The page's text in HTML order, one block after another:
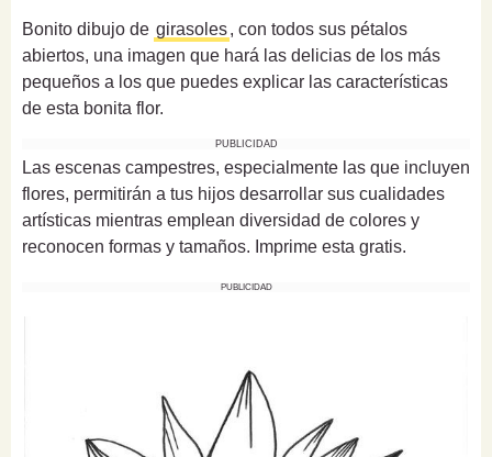
Bonito dibujo de girasoles, con todos sus pétalos
abiertos, una imagen que hará las delicias de los más
pequeños a los que puedes explicar las características
de esta bonita flor.
PUBLICIDAD
Las escenas campestres, especialmente las que incluyen
flores, permitirán a tus hijos desarrollar sus cualidades
artísticas mientras emplean diversidad de colores y
reconocen formas y tamaños. Imprime esta gratis.
PUBLICIDAD